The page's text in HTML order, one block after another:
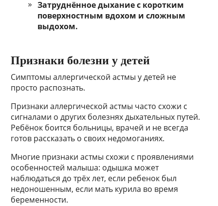
Затруднённое дыхание с коротким
поверхностным вдохом и сложным
выдохом.
Признаки болезни у детей
Симптомы аллергической астмы у детей не
просто распознать.
Признаки аллергической астмы часто схожи с
сигналами о других болезнях дыхательных путей.
Ребёнок боится больницы, врачей и не всегда
готов рассказать о своих недомоганиях.
Многие признаки астмы схожи с проявлениями
особенностей малыша: одышка может
наблюдаться до трёх лет, если ребенок был
недоношенным, если мать курила во время
беременности.